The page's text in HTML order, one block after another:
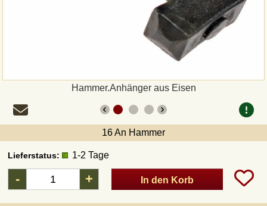
Hammer.Anhänger aus Eisen
16 An Hammer
Lieferstatus: 1-2 Tage
- + In den Korb
Versandarten und Retouren
UPS
DHL Paket
DPD